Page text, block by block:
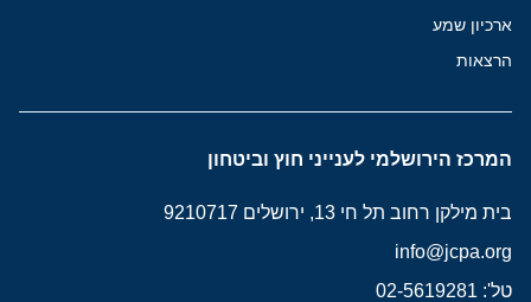
ארכיון שמע
הרצאות
המרכז הירושלמי לענייני חוץ וביטחון
בית מילקן רחוב תל חי 13, ירושלים 9210717
info@jcpa.org
טל': 02-5619281